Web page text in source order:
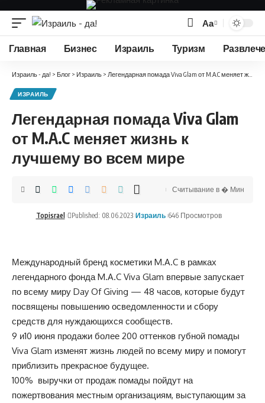
Изменение
размера
Аа
Главная Бизнес Израиль Туризм
Израиль - да! > Блог > Израиль > Легендарная помада Viva Glam от M.A.C меняет жизнь к лучшему во всем мире
ИЗРАИЛЬ
Легендарная помада Viva Glam
от M.A.C меняет жизнь к
лучшему во всем мире
Topisrael Published: 08.06.2023 Израиль 646 Просмотров
Считывание в � Мин
Международный бренд косметики M.A.C в рамках
легендарного фонда M.A.C Viva Glam впервые запускает
по всему миру Day Of Giving — 48 часов, которые будут
посвящены повышению осведомленности и сбору
средств для нуждающихся сообществ.
9 и10 июня продажи более 200 оттенков губной помады
Viva Glam изменят жизнь людей по всему миру и помогут
приблизить прекрасное будущее.
100% выручки от продаж помады пойдут на
пожертвования местным организациям, выступающим за